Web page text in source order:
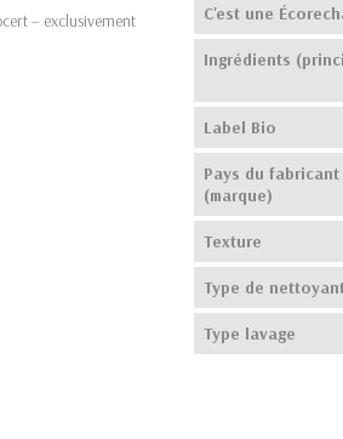
– exclusivement
C'est une
Ingrédients
Label Bio
Pays du fabricant
(marque)
Texture
Type de
Type lavage